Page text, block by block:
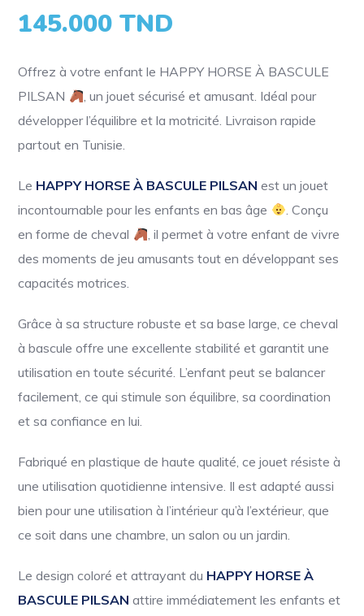
145.000TND
Offrez à votre enfant le HAPPY HORSE À BASCULE
PILSAN
, un jouet sécurisé et amusant. Idéal pour
développer l’équilibre et la motricité. Livraison rapide
partout en Tunisie.
Le HAPPY HORSE À BASCULE PILSAN est un jouet
incontournable pour les enfants en bas âge
. Conçu
en forme de cheval
, il permet à votre enfant de vivre
des moments de jeu amusants tout en développant ses
capacités motrices.
Grâce à sa structure robuste et sa base large, ce cheval
à bascule offre une excellente stabilité et garantit une
utilisation en toute sécurité. L’enfant peut se balancer
facilement, ce qui stimule son équilibre, sa coordination
et sa confiance en lui.
Fabriqué en plastique de haute qualité, ce jouet résiste à
une utilisation quotidienne intensive. Il est adapté aussi
bien pour une utilisation à l’intérieur qu’à l’extérieur, que
ce soit dans une chambre, un salon ou un jardin.
Le design coloré et attrayant du HAPPY HORSE À
BASCULE PILSAN attire immédiatement les enfants et